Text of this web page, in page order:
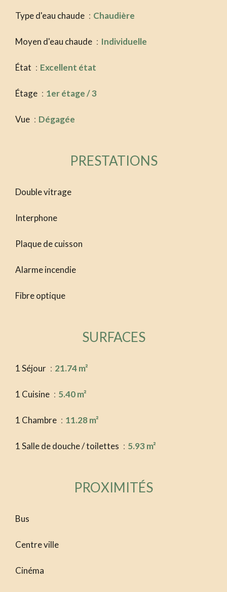
Type d'eau chaude Chaudière
Moyen d'eau chaude Individuelle
État Excellent état
Étage 1er étage / 3
Vue Dégagée
PRESTATIONS
Double vitrage
Interphone
Plaque de cuisson
Alarme incendie
Fibre optique
SURFACES
1 Séjour 21.74 m²
1 Cuisine 5.40 m²
1 Chambre 11.28 m²
1 Salle de douche / toilettes 5.93 m²
PROXIMITÉS
Bus
Centre ville
Cinéma